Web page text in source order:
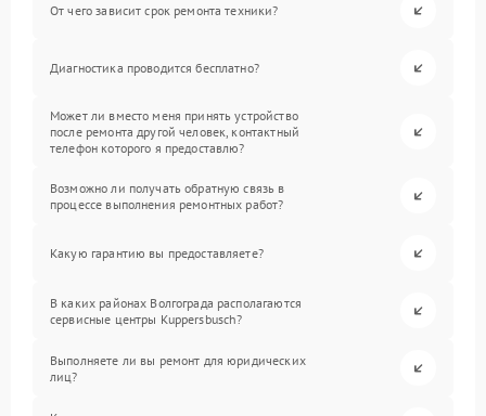
От чего зависит срок ремонта техники?
Диагностика проводится бесплатно?
Может ли вместо меня принять устройство
после ремонта другой человек, контактный
телефон которого я предоставлю?
Возможно ли получать обратную связь в
процессе выполнения ремонтных работ?
Какую гарантию вы предоставляете?
В каких районах Волгограда располагаются
сервисные центры Kuppersbusch?
Выполняете ли вы ремонт для юридических
лиц?